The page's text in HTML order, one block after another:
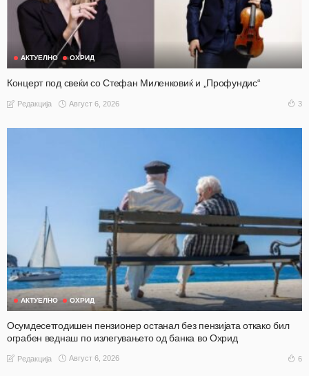
АКТУЕЛНО ОХРИД
Концерт под свеќи со Стефан Миленковиќ и „Профундис“
Редакција Август 6, 2026 3
АКТУЕЛНО ОХРИД
Осумдесетгодишен пензионер останал без пензијата откако бил
ограбен веднаш по излегувањето од банка во Охрид
Редакција Август 6, 2026 6